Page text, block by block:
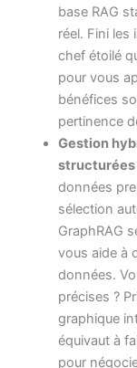
base RAG
réel. Fini les
chef étoilé
pour vous
bénéfices
pertinence
Gestion
structurées
données
sélection
GraphRAG
vous aide à
données.
précises ?
graphique
équivaut à
pour